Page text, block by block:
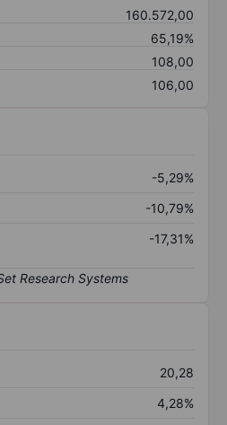
160.572,00
65,19%
108,00
106,00
-5,29%
-10,79%
-17,31%
20,28
4,28%